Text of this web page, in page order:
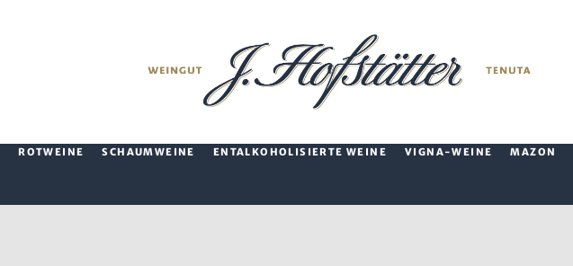
ROTWEINE SCHAUMWEINE ENTALKOHOLISIERTE WEINE VIGNA-WEINE MAZON